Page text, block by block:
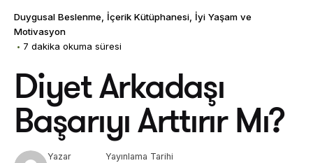
Duygusal Beslenme İçerik Kütüphanesi İyi Yaşam ve
Motivasyon
7 dakika okuma süresi
Diyet Arkadaşı
Başarıyı Arttırır Mı?
Yazar Yayınlama Tarihi